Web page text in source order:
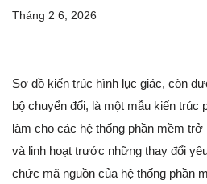
Tháng 2 6, 2026
Sơ đồ kiến trúc hình lục giác, còn
bộ chuyển đổi, là một mẫu kiến trúc
làm cho các hệ thống phần mềm
và linh hoạt trước những thay đổi
chức mã nguồn của hệ thống phần